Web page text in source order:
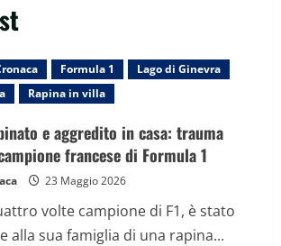
Formula 1
Lago di Ginevra
Rapina in villa
e aggredito in casa: trauma
francese di Formula 1
23 Maggio 2026
volte campione di F1, è stato
alla sua famiglia di una rapina...